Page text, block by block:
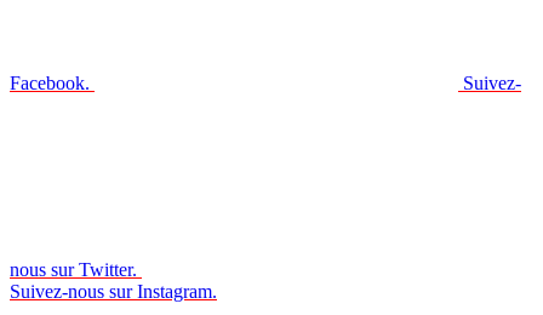
Facebook. Suivez-
nous sur Twitter.
Suivez-nous sur Instagram.